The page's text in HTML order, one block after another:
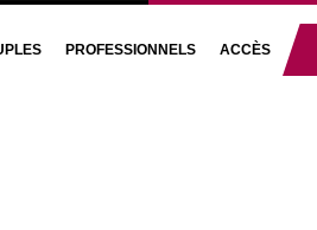
PROFESSIONNELS ACCÈS